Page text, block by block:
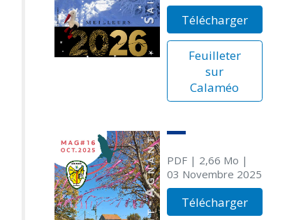
Télécharger
Feuilleter
sur
Calaméo
PDF| 2,66 Mo |
03 Novembre 2025
Télécharger